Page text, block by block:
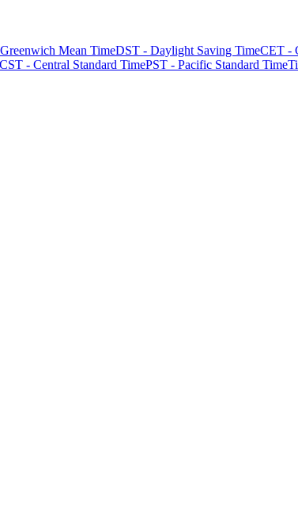
Mean TimeDST - Daylight Saving TimeCET -
CST - Central Standard TimePST - Pacific Standard Time